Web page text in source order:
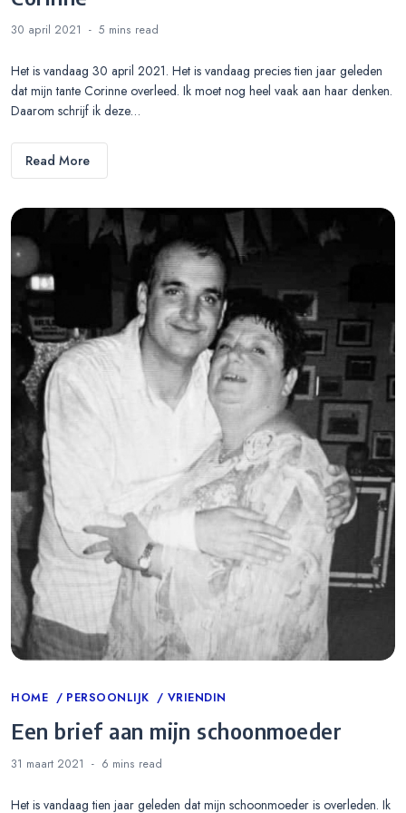
30 april 2021 5 mins read
Het is vandaag 30 april 2021. Het is vandaag precies tien jaar geleden
dat mijn tante Corinne overleed. Ik moet nog heel vaak aan haar denken.
Daarom schrijf ik deze…
Read More
Categories
HOME PERSOONLIJK VRIENDIN
Een brief aan mijn schoonmoeder
31 maart 2021 6 mins read
Het is vandaag tien jaar geleden dat mijn schoonmoeder is overleden. Ik